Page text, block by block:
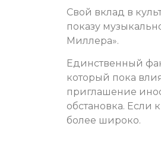
Свой вклад в
показу
Миллера».
Единственный
который пока
приглашение
обстановка. Если
более широко.